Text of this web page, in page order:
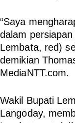
“Saya
dalam
Lembata, red)
demikian
MediaNTT.com.
Wakil Bupati
Langoday,